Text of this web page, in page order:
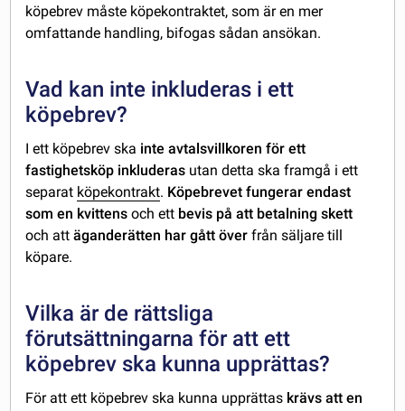
köpebrev måste köpekontraktet, som är en mer
omfattande handling, bifogas sådan ansökan.
Vad kan inte inkluderas i ett
köpebrev?
I ett köpebrev ska inte avtalsvillkoren för ett
fastighetsköp inkluderas utan detta ska framgå i ett
separat köpekontrakt. Köpebrevet fungerar endast
som en kvittens och ett bevis på att betalning skett
och att äganderätten har gått över från säljare till
köpare.
Vilka är de rättsliga
förutsättningarna för att ett
köpebrev ska kunna upprättas?
För att ett köpebrev ska kunna upprättas krävs att en